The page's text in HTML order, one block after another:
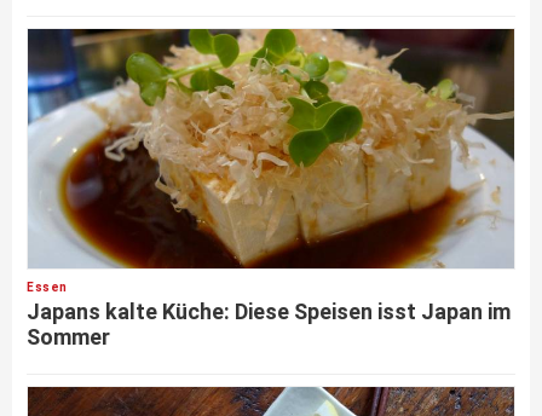
Essen
Japans kalte Küche: Diese Speisen isst Japan im
Sommer